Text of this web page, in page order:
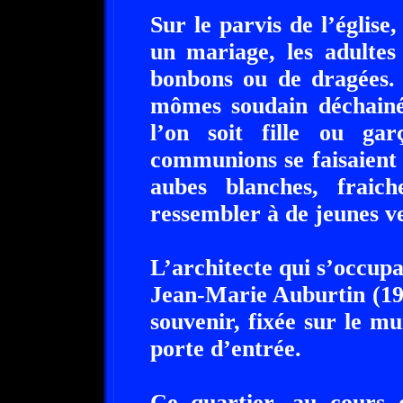
Sur le parvis de
un mariage, les
bonbons ou de
mômes soudain
l’on soit fille ou
communions se
aubes blanches,
ressembler à de jeunes
L’architecte qui
Jean-Marie Auburtin
souvenir, fixée sur le
porte d’entrée.